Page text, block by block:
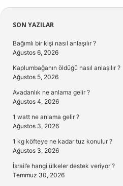
Sidebar
SON YAZILAR
Bağımlı bir kişi nasıl anlaşılır ?
Ağustos 6, 2026
Kaplumbağanın öldüğü nasıl anlaşılır ?
Ağustos 5, 2026
Avadanlık ne anlama gelir ?
Ağustos 4, 2026
1 watt ne anlama gelir ?
Ağustos 3, 2026
1 kg köfteye ne kadar tuz konulur ?
Ağustos 3, 2026
İsrail’e hangi ülkeler destek veriyor ?
Temmuz 30, 2026